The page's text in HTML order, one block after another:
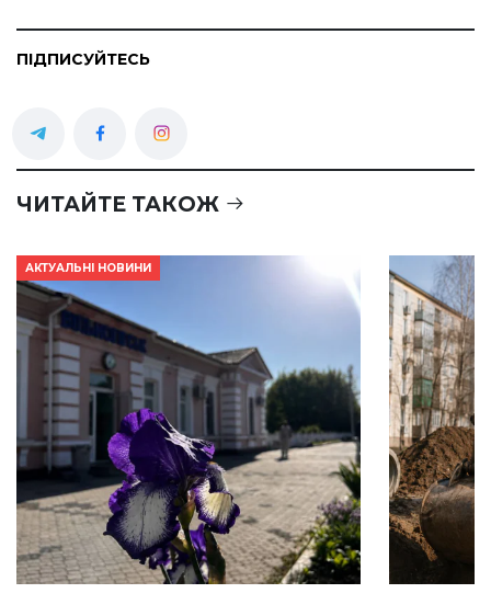
ПІДПИСУЙТЕСЬ
ЧИТАЙТЕ ТАКОЖ
АКТУАЛЬНІ НОВИНИ